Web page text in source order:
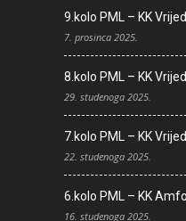
9.kolo PML – KK
7. prosinca 2025.
8.kolo PML – KK
29. studenoga 2025.
7.kolo PML – KK
22. studenoga 2025.
6.kolo PML – KK
16. studenoga 2025.